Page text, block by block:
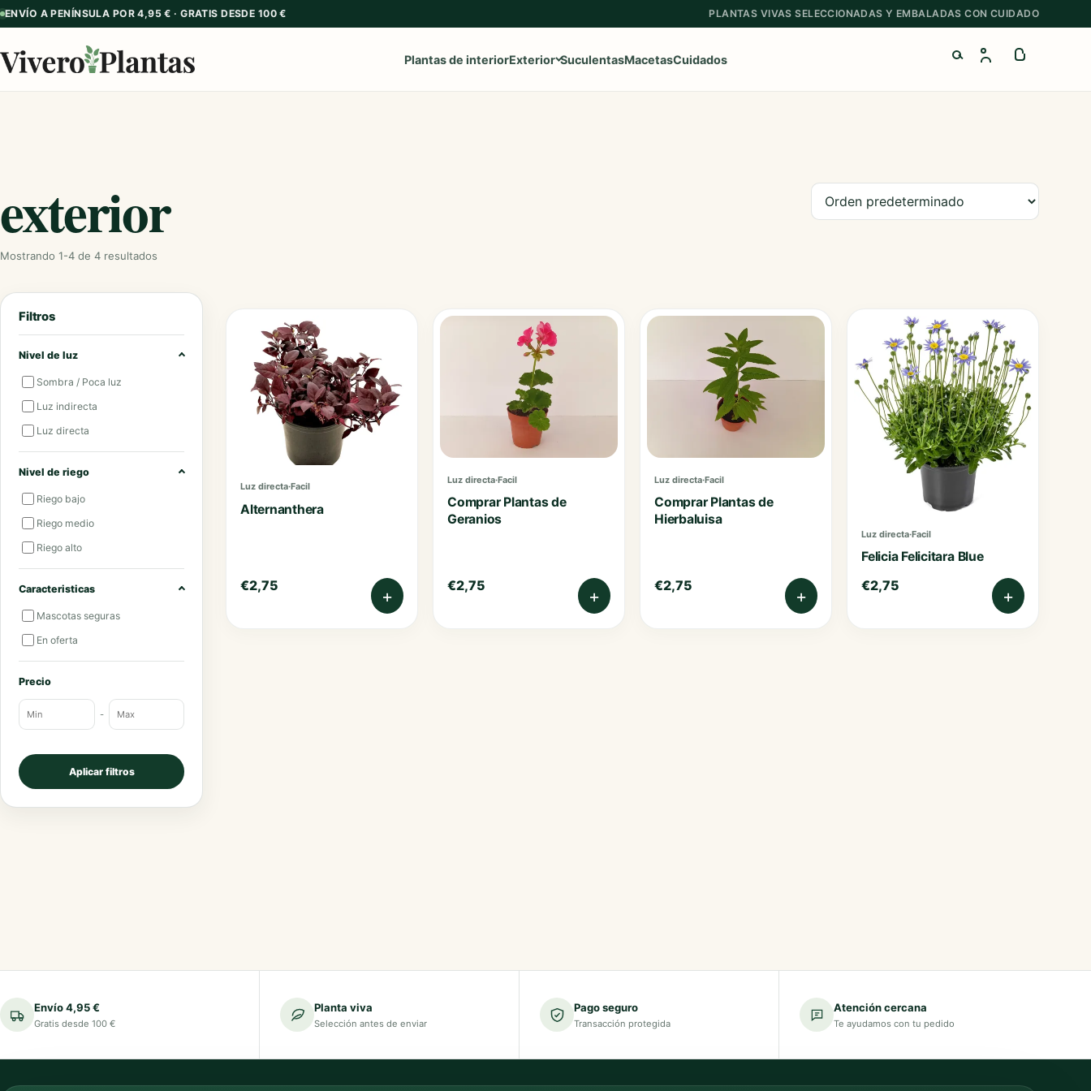
ENVÍO A PENÍNSULA POR 4,95 € · GRATIS DESDE 100 € PLANTAS VIVAS SELECCIONADAS Y EMBALADAS CON CUIDADO
Plantas de interiorExterior
Margaritas
Sunpatiens
SuculentasMacetasCuidados
exterior
Mostrando 1-4 de 4 resultados
Ordenar productos
Filtros
Nivel de luz
Sombra / Poca luz
Luz indirecta
Luz directa
Nivel de riego
Riego bajo
Riego medio
Riego alto
Caracteristicas
Mascotas seguras
En oferta
Precio
-
Aplicar filtros
Luz directa·Facil
Alternanthera
€2,75 +
Luz directa·Facil
Comprar Plantas de
Geranios
€2,75 +
Luz directa·Facil
Comprar Plantas de
Hierbaluisa
€2,75 +
Luz directa·Facil
Felicia Felicitara Blue
€2,75 +
Envío 4,95 €
Gratis desde 100 €
Planta viva
Selección antes de enviar
Pago seguro
Transacción protegida
Atención cercana
Te ayudamos con tu pedido